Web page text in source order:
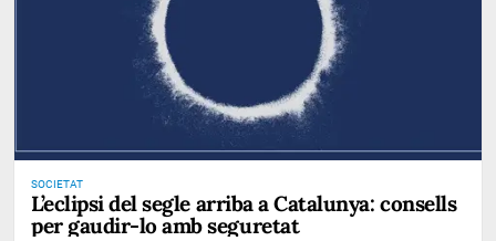
SOCIETAT
L’eclipsi del segle arriba a Catalunya: consells
per gaudir-lo amb seguretat